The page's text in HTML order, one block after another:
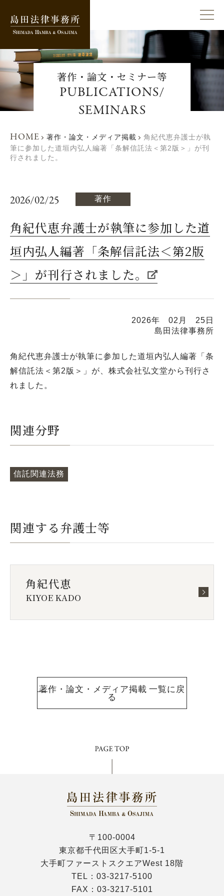
著作・論文・セミナー等
PUBLICATIONS/
SEMINARS
HOME 著作・論文・メディア掲載
角紀代恵弁護士が執
筆に参加した道垣内弘人編著「条解信託法＜第2版＞」が刊
行されました。
2026/02/25 著作
角紀代恵弁護士が執筆に参加した道
垣内弘人編著「条解信託法＜第2版
＞」が刊行されました。
2026年 02月 25日
島田法律事務所
角紀代恵弁護士が執筆に参加した道垣内弘人編著「条
解信託法＜第2版＞」が、株式会社弘文堂から刊行さ
れました。
関連分野
信託関連法務
関連する弁護士等
角紀代恵
KIYOE KADO
著作・論文・メディア掲載 一覧に戻
る
〒100-0004
東京都千代田区大手町1-5-1
大手町ファーストスクエアWest 18階
TEL： 03-3217-5100
FAX：03-3217-5101